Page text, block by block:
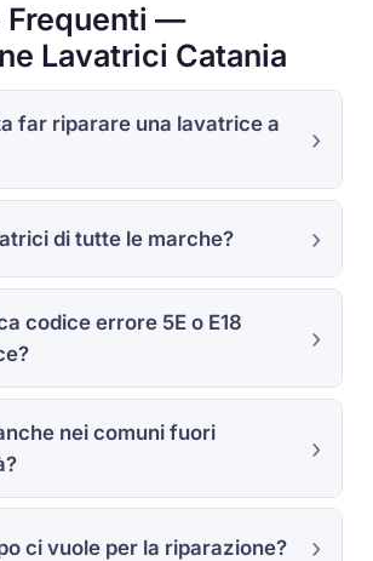
Frequenti —
Lavatrici Catania
far riparare una lavatrice a
di tutte le marche?
codice errore 5E o E18
nei comuni fuori
ci vuole per la riparazione?